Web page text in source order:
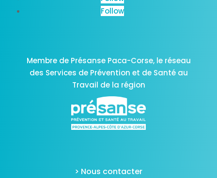
Follow
Membre de Présanse Paca-Corse, le réseau
des Services de Prévention et de Santé au
Travail de la région
> Nous contacter